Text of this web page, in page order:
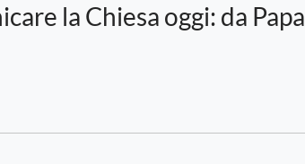
la Chiesa oggi: da Papa